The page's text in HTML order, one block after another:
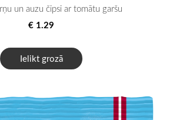
un auzu čipsi ar tomātu garšu
€ 1.29
Ielikt grozā